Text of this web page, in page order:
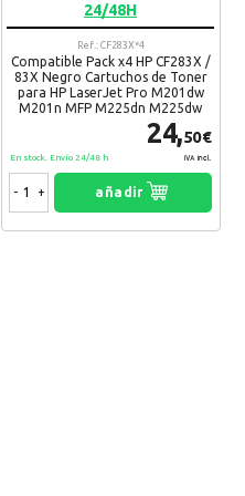
24/48H
Ref.: CF283X*4
Compatible Pack x4 HP CF283X /
83X Negro Cartuchos de Toner
para HP LaserJet Pro M201dw
M201n MFP M225dn M225dw
24,50€
IVA Incl.
En stock. Envío 24/48 h
- + añadir